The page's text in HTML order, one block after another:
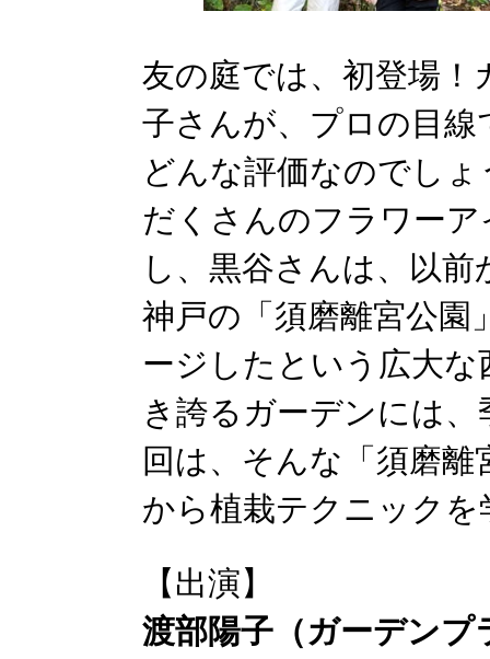
友の庭では、初登場
子さんが、プロの目
どんな評価なのでし
だくさんのフラワー
し、黒谷さんは、以
神戸の「須磨離宮公園
ージしたという広⼤
き誇るガーデンには
回は、そんな「須磨
から植栽テクニックを
【出演】
渡部陽⼦（ガーデンプ